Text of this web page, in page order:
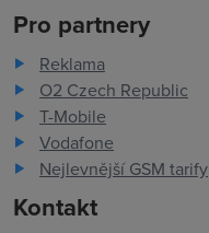
Pro partnery
Reklama
O2 Czech Republic
T-Mobile
Vodafone
Nejlevnější GSM tarify
Kontakt